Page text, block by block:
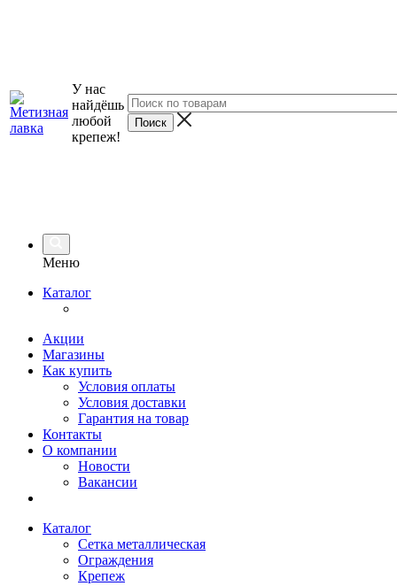
У нас
найдёшь
любой
крепеж!
Меню
Каталог
Акции
Магазины
Как купить
Условия оплаты
Условия доставки
Гарантия на товар
Контакты
О компании
Новости
Вакансии
Каталог
Сетка металлическая
Ограждения
Крепеж